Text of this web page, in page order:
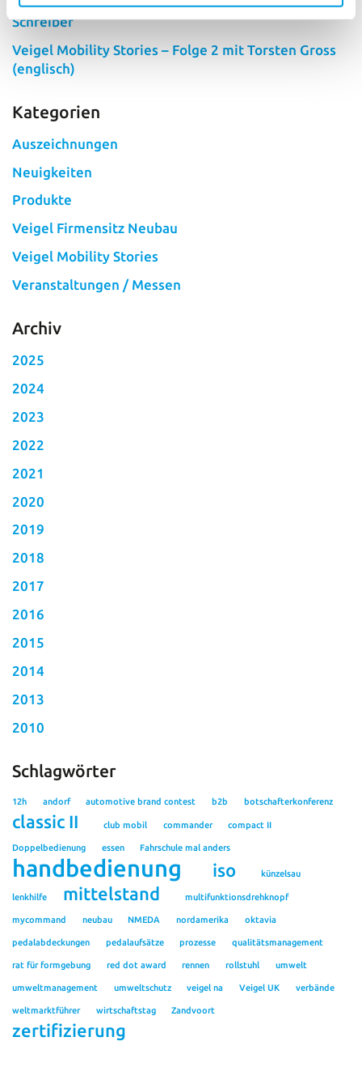
Schreiber
Veigel Mobility Stories – Folge 2 mit Torsten Gross
(englisch)
Kategorien
Auszeichnungen
Neuigkeiten
Produkte
Veigel Firmensitz Neubau
Veigel Mobility Stories
Veranstaltungen / Messen
Archiv
2025
2024
2023
2022
2021
2020
2019
2018
2017
2016
2015
2014
2013
2010
Schlagwörter
12h andorf automotive brand contest b2b botschafterkonferenz
classic II club mobil commander compact II
Doppelbedienung essen Fahrschule mal anders
handbedienung iso künzelsau
lenkhilfe mittelstand multifunktionsdrehknopf
mycommand neubau NMEDA nordamerika oktavia
pedalabdeckungen pedalaufsätze prozesse qualitätsmanagement
rat für formgebung red dot award rennen rollstuhl umwelt
umweltmanagement umweltschutz veigel na Veigel UK verbände
weltmarktführer wirtschaftstag Zandvoort
zertifizierung